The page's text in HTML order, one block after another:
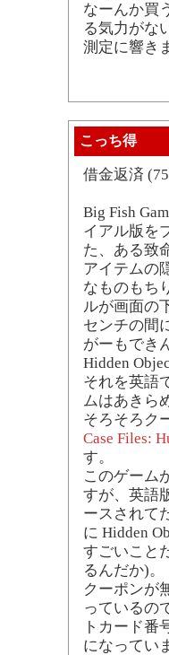
なーんか買
る気力がな
測定に響き
こっち得
借金返済
Big Fish
イアル版を
た、ある致
アイテムの
なものもち
ルが画面の
センチの間
がーもでき
Hidden
それを英語
ムはあきら
そろそろク
Case Files:
す。
このゲーム
すが、英語
ースされて
に Hidden
すごいこと
るんだか)。
クーポンが
っているの
トカード番
になってい